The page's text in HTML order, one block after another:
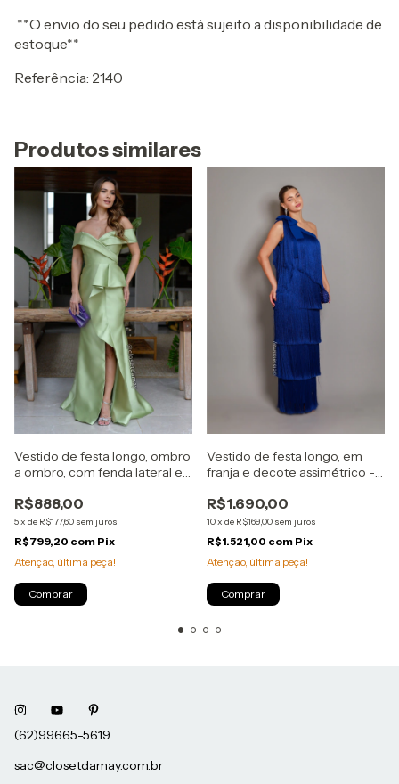
**O envio do seu pedido está sujeito a disponibilidade de
estoque**
Referência: 2140
Produtos similares
Vestido de festa longo, ombro
a ombro, com fenda lateral e
Pistache
R$888,00
5x de R$177,60 sem juros
R$799,20 com Pix
Atenção, última peça!
Comprar
Vestido de festa longo, em
franja e decote assimétrico -
R$1.690,00
10x de R$169,00 sem juros
R$1.521,00 com Pix
Atenção, última peça!
Comprar
sac@closetdamay.com.br